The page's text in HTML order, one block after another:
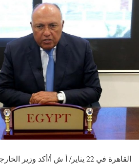
القاهرة في 22 يناير/ أ ش أ/أكد